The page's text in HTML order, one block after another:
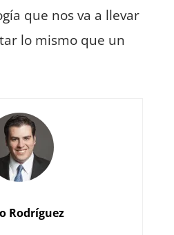
que nos va a llevar
lo mismo que un
Rodríguez